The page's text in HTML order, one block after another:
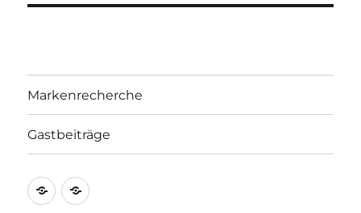
Markenrecherche
Gastbeiträge
Markenrecherche
Gastbeiträge